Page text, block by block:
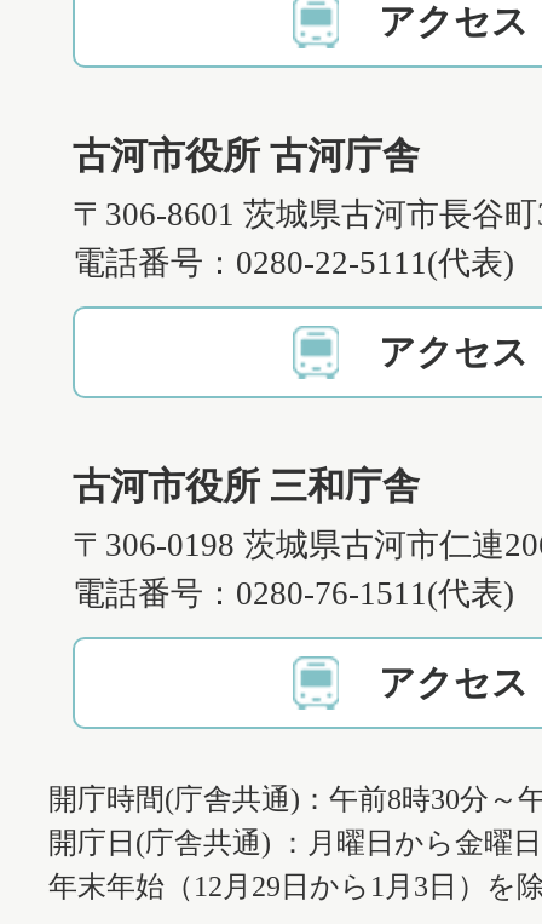
アクセス
古河市役所 古河庁舎
〒306-8601 茨城県古河市長谷
電話番号：0280-22-5111(代表)
アクセス
古河市役所 三和庁舎
〒306-0198 茨城県古河市仁連
電話番号：0280-76-1511(代表)
アクセス
開庁時間(庁舎共通)：午前8時30分～
開庁日(庁舎共通) ：月曜日から金曜
年末年始（12月29日から1月3日）を